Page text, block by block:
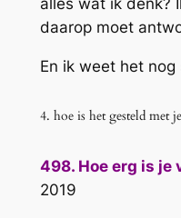
alles wat ik denk?
daarop moet
En ik weet het
4. hoe is het gesteld met
498. Hoe erg is je
2019